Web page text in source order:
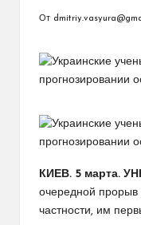
От
КИЕВ. 5 марта.
очередной прорыв
частности, им